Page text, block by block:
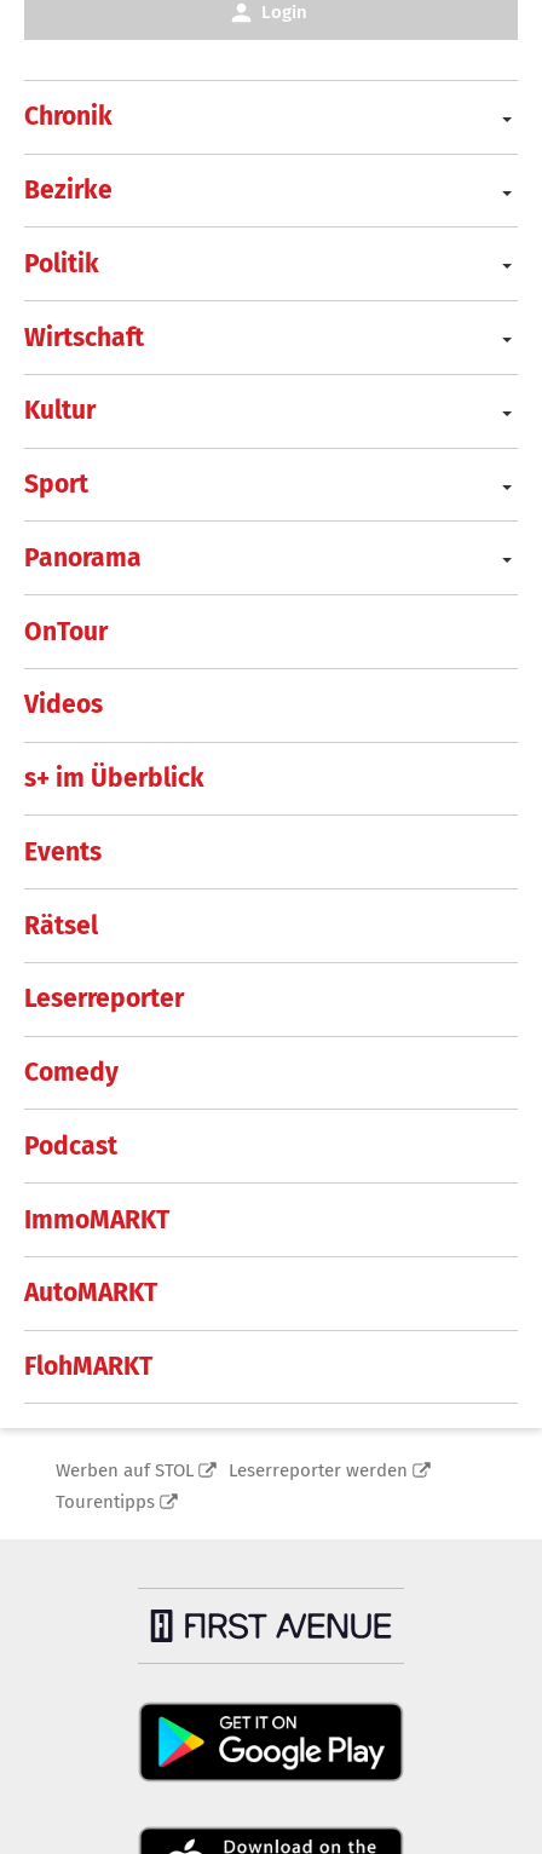
Chronik
Bezirke
Politik
Wirtschaft
Kultur
Sport
Panorama
OnTour
Videos
s+ im Überblick
Events
Rätsel
Leserreporter
Comedy
Podcast
ImmoMARKT
AutoMARKT
FlohMARKT
Login
Werben auf STOL
Leserreporter werden
Tourentipps